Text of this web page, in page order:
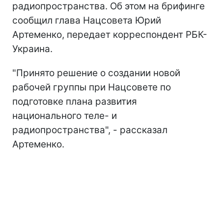
радиопространства. Об этом на брифинге
сообщил глава Нацсовета Юрий
Артеменко, передает корреспондент РБК-
Украина.
"Принято решение о создании новой
рабочей группы при Нацсовете по
подготовке плана развития
национального теле- и
радиопространства", - рассказал
Артеменко.